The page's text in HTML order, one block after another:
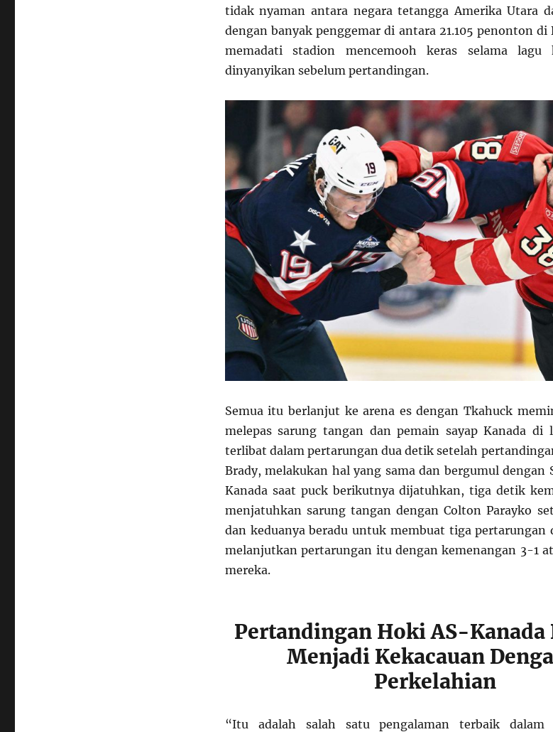
tidak nyaman antara negara tetangga Amerika Utara
dengan banyak penggemar di antara 21.105 penonton di
memadati stadion mencemooh keras selama lagu
dinyanyikan sebelum pertandingan.
Semua itu berlanjut ke arena es dengan Tkahuck
melepas sarung tangan dan pemain sayap Kanada
terlibat dalam pertarungan dua detik setelah
Brady, melakukan hal yang sama dan bergumul dengan
Kanada saat puck berikutnya dijatuhkan, tiga detik
menjatuhkan sarung tangan dengan Colton Parayko
dan keduanya beradu untuk membuat tiga pertarungan
melanjutkan pertarungan itu dengan kemenangan 3-1
mereka.
Pertandingan Hoki AS-Kanada
Menjadi Kekacauan
Perkelahian
“Itu adalah salah satu pengalaman terbaik